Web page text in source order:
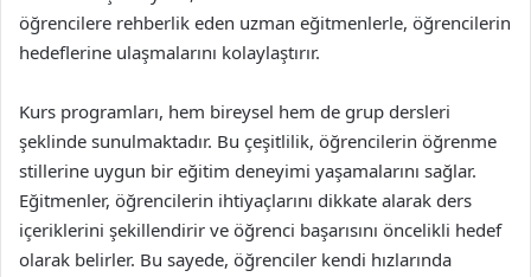
öğrencilere rehberlik eden uzman eğitmenlerle, öğrencilerin
hedeflerine ulaşmalarını kolaylaştırır.
Kurs programları, hem bireysel hem de grup dersleri
şeklinde sunulmaktadır. Bu çeşitlilik, öğrencilerin öğrenme
stillerine uygun bir eğitim deneyimi yaşamalarını sağlar.
Eğitmenler, öğrencilerin ihtiyaçlarını dikkate alarak ders
içeriklerini şekillendirir ve öğrenci başarısını öncelikli hedef
olarak belirler. Bu sayede, öğrenciler kendi hızlarında